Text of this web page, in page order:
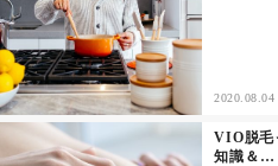
2020.08.04
VIO脱毛
知識＆…